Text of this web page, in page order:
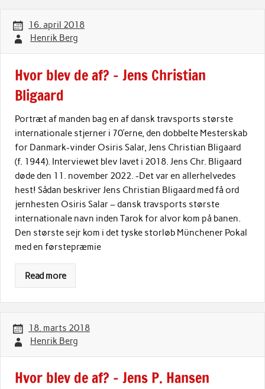
16. april 2018
Henrik Berg
Hvor blev de af? – Jens Christian
Bligaard
Portræt af manden bag en af dansk travsports største
internationale stjerner i 70’erne, den dobbelte Mesterskab
for Danmark-vinder Osiris Salar, Jens Christian Bligaard
(f. 1944). Interviewet blev lavet i 2018. Jens Chr. Bligaard
døde den 11. november 2022. -Det var en allerhelvedes
hest! Sådan beskriver Jens Christian Bligaard med få ord
jernhesten Osiris Salar – dansk travsports største
internationale navn inden Tarok for alvor kom på banen.
Den største sejr kom i det tyske storløb Münchener Pokal
med en førstepræmie
Read more
18. marts 2018
Henrik Berg
Hvor blev de af? – Jens P. Hansen